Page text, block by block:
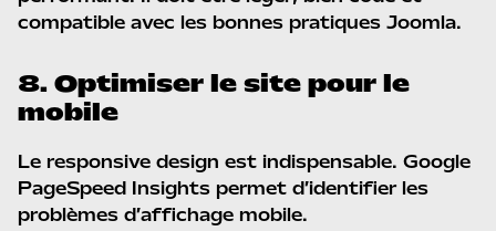
compatible avec les bonnes pratiques Joomla.
8. Optimiser le site pour le
mobile
Le responsive design est indispensable. Google
PageSpeed Insights permet d’identifier les
problèmes d’affichage mobile.